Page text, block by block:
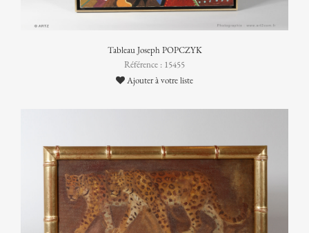
Tableau Joseph POPCZYK
Référence : 15455
Ajouter à votre liste